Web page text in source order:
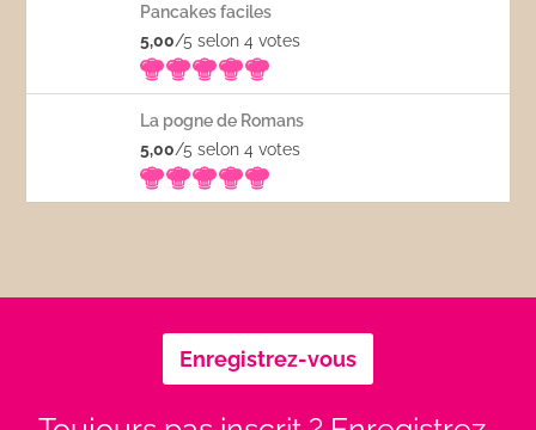
Pancakes faciles
5,00/5 selon 4votes
La pogne de Romans
5,00/5 selon 4votes
Enregistrez-vous